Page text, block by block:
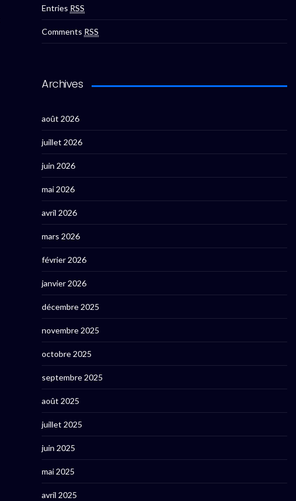
Entries RSS
Comments RSS
Archives
août 2026
juillet 2026
juin 2026
mai 2026
avril 2026
mars 2026
février 2026
janvier 2026
décembre 2025
novembre 2025
octobre 2025
septembre 2025
août 2025
juillet 2025
juin 2025
mai 2025
avril 2025